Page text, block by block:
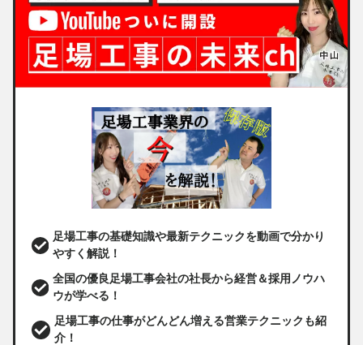
足場工事の基礎知識や最新テクニックを動画で分かり
やすく解説！
全国の優良足場工事会社の社長から経営＆採用ノウハ
ウが学べる！
足場工事の仕事がどんどん増える営業テクニックも紹
介！